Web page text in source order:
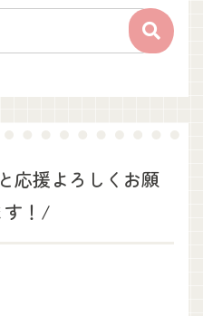
応援よろしくお願
す！/